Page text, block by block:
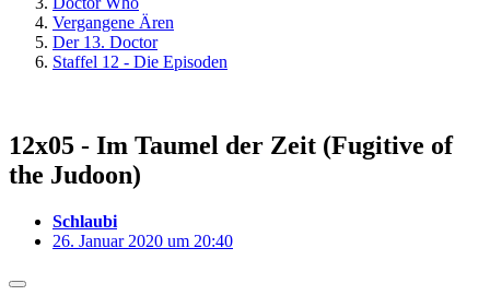
Vergangene Ären
Der 13. Doctor
Staffel 12 - Die Episoden
12x05 - Im Taumel der Zeit (Fugitive of
the Judoon)
Schlaubi
26. Januar 2020 um 20:40